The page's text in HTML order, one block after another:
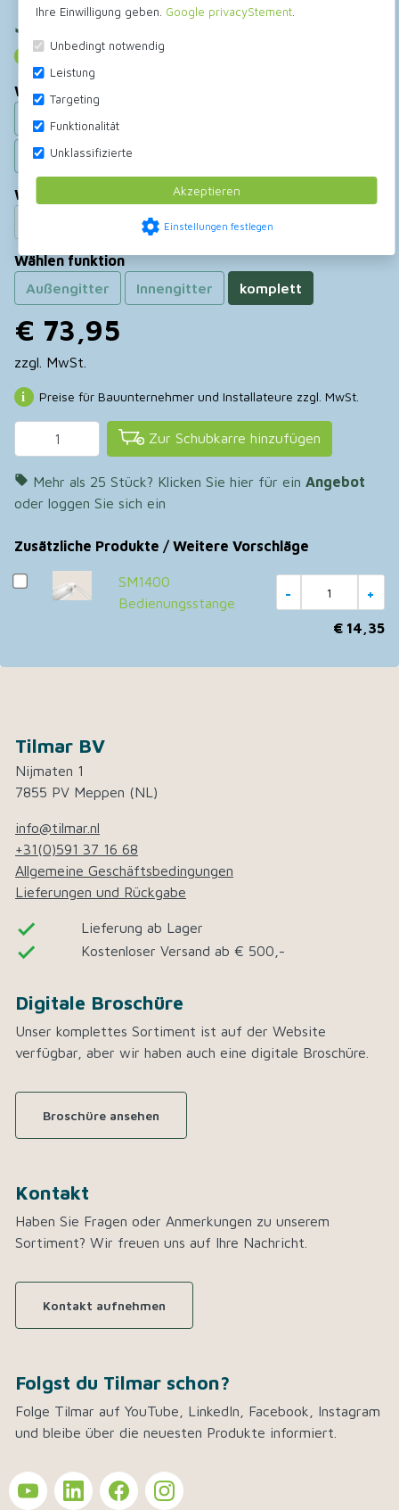
Bedienungsstange bedient werden. Praktisch, wenn das
Lüftungsgitter hoch montiert ist.
Jetzt bestellen
Keine Direktlieferung an Privatpersonen
Wählen größe
300mm
400 mm
700 mm 800mm
Wählen farbe
Wählen funktion
Außengitter
Innengitter komplett
€ 73,95
zzgl. MwSt.
Preise für Bauunternehmer und Installateure zzgl. MwSt.
Zur Schubkarre hinzufügen
 Mehr als 25 Stück? Klicken Sie hier für ein Angebot
oder loggen Sie sich ein
Zusätzliche Produkte / Weitere Vorschläge
SM1400
Bedienungsstange
€ 14,35
Tilmar BV
Nijmaten 1
7855 PV Meppen (NL)
info@tilmar.nl
+31(0)591 37 16 68
Allgemeine Geschäftsbedingungen
Lieferungen und Rückgabe
done Lieferung ab Lager
done Kostenloser Versand ab € 500,-
Digitale Broschüre
Unser komplettes Sortiment ist auf der Website
verfügbar, aber wir haben auch eine digitale Broschüre.
Broschüre ansehen
Kontakt
Haben Sie Fragen oder Anmerkungen zu unserem
Sortiment? Wir freuen uns auf Ihre Nachricht.
Kontakt aufnehmen
Folgst du Tilmar schon?
Folge Tilmar auf YouTube, LinkedIn, Facebook, Instagram
und bleibe über die neuesten Produkte informiert.
Ihre Einwilligung geben. Google privacyStement
Unbedingt notwendig
Leistung
Targeting
Funktionalität
Unklassifizierte
Akzeptieren
settings Einstellungen festlegen